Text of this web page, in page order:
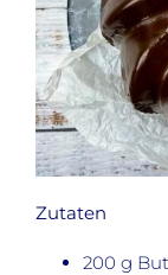
Zutaten
200 g